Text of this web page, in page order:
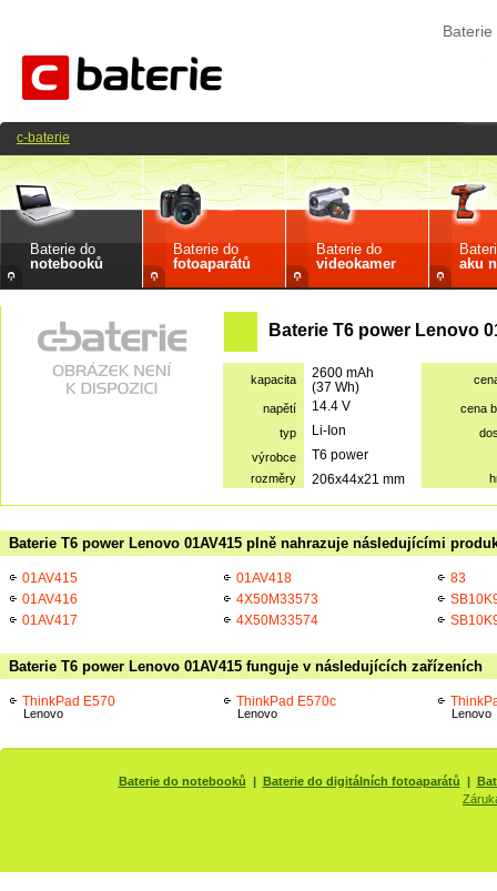
Baterie
Baterie do
notebooků
Baterie do
fotoaparátů
Baterie do
videokamer
aku
Baterie T6 power Lenovo
kapacita
2600 mAh
(37 Wh)
napětí 14.4 V
cena
typ
Li-Ion
výrobce
T6 power
rozměry 206x44x21 mm
Baterie T6 power Lenovo 01AV415 plně nahrazuje následujícími
01AV415
01AV416
01AV417
01AV418
4X50M33573
4X50M33574
83
Baterie T6 power Lenovo 01AV415 funguje v následujících zařízeních
ThinkPad E570
Lenovo
ThinkPad E570c
Lenovo Lenovo
c-baterie
Baterie do notebooků | Baterie do digitálních fotoaparátů |